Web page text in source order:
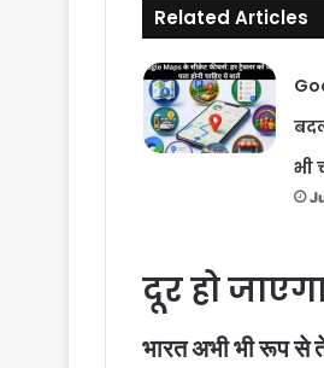
Related Articles
भी
दूर हो
भारत अभी भी रूप से